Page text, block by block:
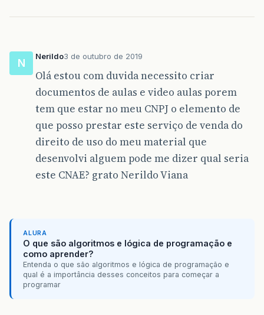
N
Nerildo3 de outubro de 2019
Olá estou com duvida necessito criar
documentos de aulas e video aulas porem
tem que estar no meu CNPJ o elemento de
que posso prestar este serviço de venda do
direito de uso do meu material que
desenvolvi alguem pode me dizer qual seria
este CNAE? grato Nerildo Viana
ALURA
O que são algoritmos e lógica de programação e
como aprender?
Entenda o que são algoritmos e lógica de programação e
qual é a importância desses conceitos para começar a
programar